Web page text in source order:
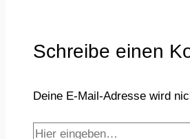
Schreibe einen
Deine E-Mail-Adresse wird
Hier